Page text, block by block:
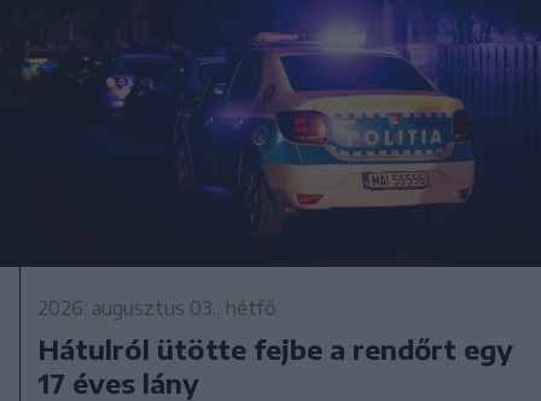
2026. augusztus 03., hétfő
Hátulról ütötte fejbe a rendőrt egy
17 éves lány